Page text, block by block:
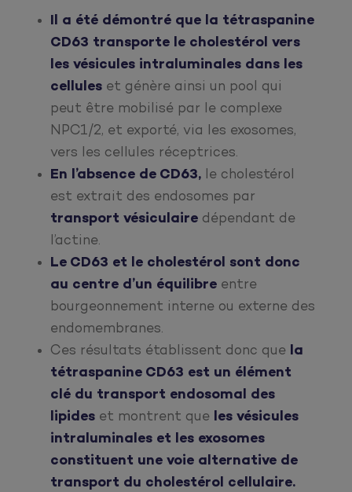
Il a été démontré que la tétraspanine
CD63 transporte le cholestérol vers
les vésicules intraluminales dans les
cellules et génère ainsi un pool qui
peut être mobilisé par le complexe
NPC1/2, et exporté, via les exosomes,
vers les cellules réceptrices.
En l’absence de CD63, le cholestérol
est extrait des endosomes par
transport vésiculairedépendant de
l’actine.
Le CD63 et le cholestérol sont donc
au centre d’un équilibreentre
bourgeonnement interne ou externe des
endomembranes.
Ces résultats établissent donc que la
tétraspanine CD63 est un élément
clé du transport endosomal des
lipideset montrent que les vésicules
intraluminales et les exosomes
constituent une voie alternative de
transport du cholestérol cellulaire.